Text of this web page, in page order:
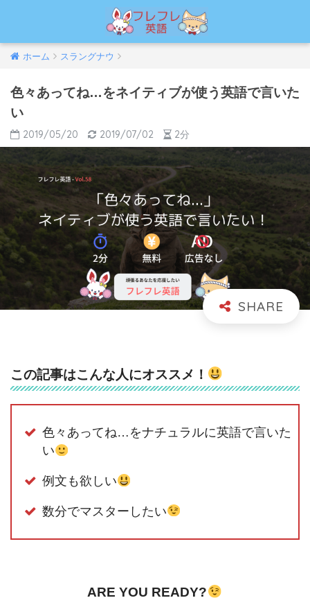
ホーム スラングナウ
色々あってね…をネイティブが使う英語で言いた
い
2019/05/20 2019/07/02 2分
この記事はこんな人にオススメ！
色々あってね…をナチュラルに英語で言いた
い
例文も欲しい
数分でマスターしたい
ARE YOU READY?